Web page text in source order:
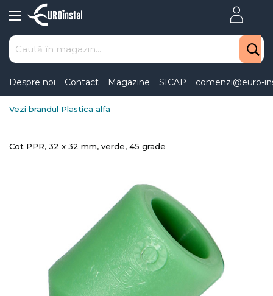
to
Content
Despre noi Contact Magazine SICAP comenzi@euro-
Vezi brandul Plastica alfa
Cot PPR, 32 x 32 mm, verde, 45 grade